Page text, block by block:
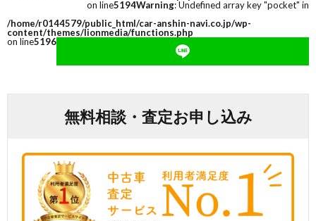
on line5194Warning: Undefined array key "pocket" in
/home/r0144579/public_html/car-anshin-navi.co.jp/wp-
content/themes/lionmedia/functions.php
on line5196
無料相談・査定お申し込み